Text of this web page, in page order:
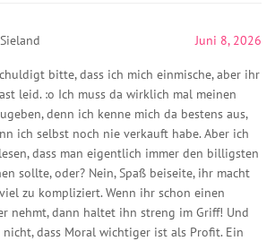
Juni 8, 2026
bitte, dass ich mich einmische, aber ihr
leid. :o Ich muss da wirklich mal meinen
denn ich kenne mich da bestens aus,
ich selbst noch nie verkauft habe. Aber ich
dass man eigentlich immer den billigsten
sollte, oder? Nein, Spaß beiseite, ihr macht
zu kompliziert. Wenn ihr schon einen
nehmt, dann haltet ihn streng im Griff! Und
nicht, dass Moral wichtiger ist als Profit. Ein